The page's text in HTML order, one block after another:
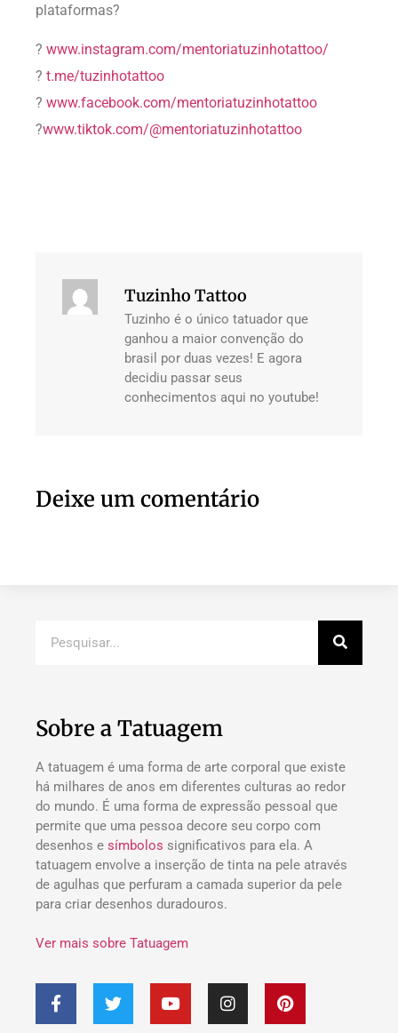
plataformas?
? www.instagram.com/mentoriatuzinhotattoo/
? t.me/tuzinhotattoo
? www.facebook.com/mentoriatuzinhotattoo
?www.tiktok.com/@mentoriatuzinhotattoo
Tuzinho Tattoo
Tuzinho é o único tatuador que
ganhou a maior convenção do
brasil por duas vezes! E agora
decidiu passar seus
conhecimentos aqui no youtube!
Deixe um comentário
Sobre a Tatuagem
A tatuagem é uma forma de arte corporal que existe
há milhares de anos em diferentes culturas ao redor
do mundo. É uma forma de expressão pessoal que
permite que uma pessoa decore seu corpo com
desenhos e símbolos significativos para ela. A
tatuagem envolve a inserção de tinta na pele através
de agulhas que perfuram a camada superior da pele
para criar desenhos duradouros.
Ver mais sobre Tatuagem